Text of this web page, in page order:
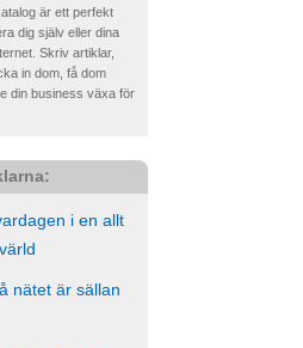
är ett perfekt
dig själv eller dina
Skriv artiklar,
in dom, få dom
din business växa för
i en allt
nätet är sällan